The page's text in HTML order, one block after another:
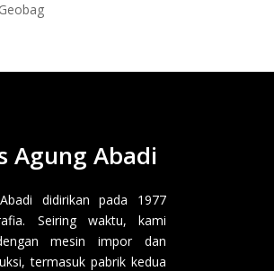
Agung Abadi
didirikan pada 1977
Seiring waktu, kami
mesin impor dan
termasuk pabrik kedua